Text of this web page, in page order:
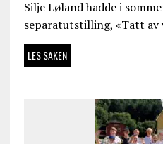
Silje Løland hadde i
separatutstilling, «Tatt av
LES SAKEN